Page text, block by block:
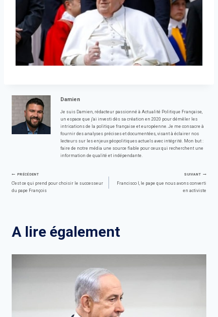
Damien
Je suis Damien, rédacteur passionné à Actualité Politique Française,
un espace que j'ai investi dès sa création en 2020 pour démêler les
intrications de la politique française et européenne. Je me consacre à
fournir des analyses précises et documentées, visant à éclairer nos
lecteurs sur les enjeux géopolitiques actuels avec intégrité. Mon but :
faire de notre média une source fiable pour ceux qui recherchent une
information de qualité et indépendante.
Navigation
PRÉCÉDENT
C'est ce qui prend pour choisir le successeur
du pape François
SUIVANT
Francisco I, le pape que nous avons converti
en activiste
A lire également